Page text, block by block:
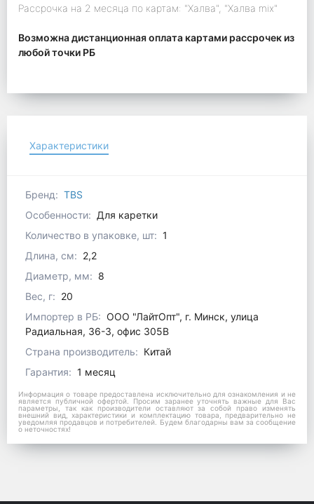
Рассрочка на 2 месяца по картам: "Халва", "Халва mix"
Возможна дистанционная оплата картами рассрочек из
любой точки РБ
Характеристики
Бренд: TBS
Особенности: Для каретки
Количество в упаковке, шт: 1
Длина, см: 2,2
Диаметр, мм: 8
Вес, г: 20
Импортер в РБ: ООО "ЛайтОпт", г. Минск, улица
Радиальная, 36-3, офис 305В
Страна производитель: Китай
Гарантия: 1 месяц
Информация о товаре предоставлена исключительно для ознакомления и не
является публичной офертой. Просим заранее уточнять важные для Вас
параметры, так как производители оставляют за собой право изменять
внешний вид, характеристики и комплектацию товара, предварительно не
уведомляя продавцов и потребителей. Будем благодарны вам за сообщение
о неточностях!